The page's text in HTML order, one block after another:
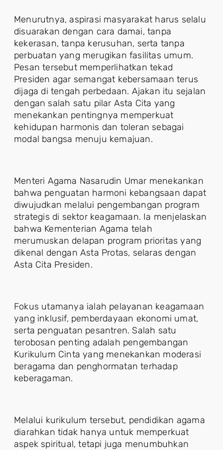
Menurutnya, aspirasi masyarakat harus selalu
disuarakan dengan cara damai, tanpa
kekerasan, tanpa kerusuhan, serta tanpa
perbuatan yang merugikan fasilitas umum.
Pesan tersebut memperlihatkan tekad
Presiden agar semangat kebersamaan terus
dijaga di tengah perbedaan. Ajakan itu sejalan
dengan salah satu pilar Asta Cita yang
menekankan pentingnya memperkuat
kehidupan harmonis dan toleran sebagai
modal bangsa menuju kemajuan.
Menteri Agama Nasarudin Umar menekankan
bahwa penguatan harmoni kebangsaan dapat
diwujudkan melalui pengembangan program
strategis di sektor keagamaan. Ia menjelaskan
bahwa Kementerian Agama telah
merumuskan delapan program prioritas yang
dikenal dengan Asta Protas, selaras dengan
Asta Cita Presiden.
Fokus utamanya ialah pelayanan keagamaan
yang inklusif, pemberdayaan ekonomi umat,
serta penguatan pesantren. Salah satu
terobosan penting adalah pengembangan
Kurikulum Cinta yang menekankan moderasi
beragama dan penghormatan terhadap
keberagaman.
Melalui kurikulum tersebut, pendidikan agama
diarahkan tidak hanya untuk memperkuat
aspek spiritual, tetapi juga menumbuhkan